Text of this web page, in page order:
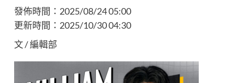
發佈時間： 2025/08/24 05:00
更新時間： 2025/10/30 04:30
文 / 編輯部